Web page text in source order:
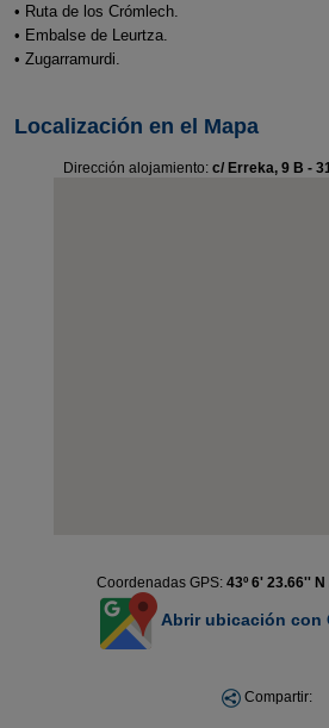
• Ruta de los Crómlech.
• Embalse de Leurtza.
• Zugarramurdi.
Localización en el Mapa
Dirección alojamiento: c/ Erreka, 9 B -
Coordenadas GPS: 43º 6' 23.66''
Abrir ubicación con
Compartir: